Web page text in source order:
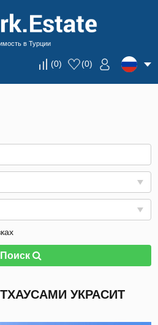
в Турции
(0) (0)
Поиск
УКРАСИТ